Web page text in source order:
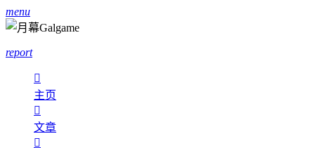
menu
report

主页

文章
